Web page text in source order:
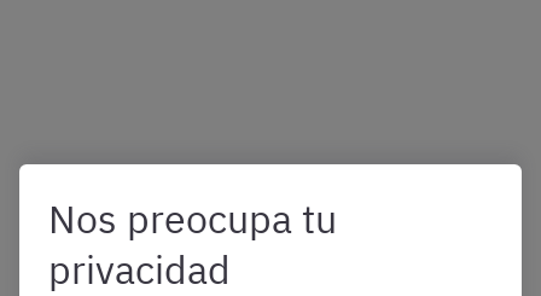
Nos preocupa tu
privacidad